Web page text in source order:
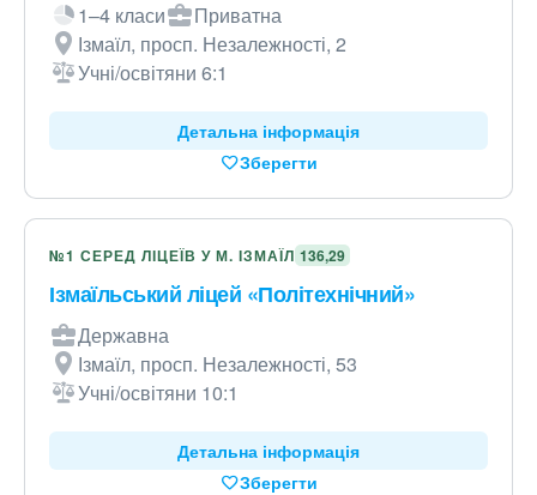
1–4 класи
Приватна
Ізмаїл, просп. Незалежності, 2
Учні/освітяни 6:1
Детальна інформація
Зберегти
№1 СЕРЕД ЛІЦЕЇВ У М. ІЗМАЇЛ 136,29
Ізмаїльський ліцей «Політехнічний»
Державна
Ізмаїл, просп. Незалежності, 53
Учні/освітяни 10:1
Детальна інформація
Зберегти